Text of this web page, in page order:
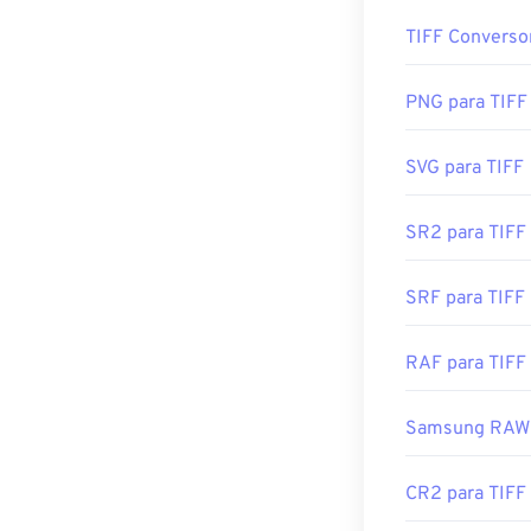
Os GIFs
aplicativo como
editores de
Desenvolvido
Os programas
XnView MP.
Adobe
Lançamento
https://
https://
TIFF
PNG para TIFF
SVG para TIFF
SR2 para TIFF
SRF para TIFF
RAF para TIFF
Samsung
CR2 para TIFF